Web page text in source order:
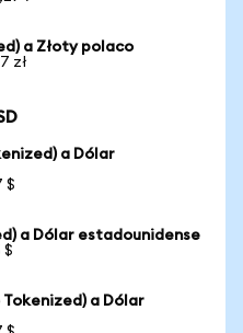
a Złoty polaco
zł
a Dólar
$
a Dólar estadounidense
$
Tokenized) a Dólar